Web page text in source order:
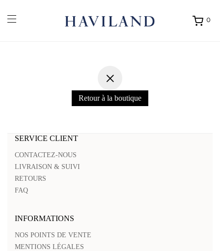
0
Ouvrir
Retour à la boutique
SERVICE CLIENT
CONTACTEZ-NOUS
LIVRAISON & SUIVI
RETOURS
FAQ
INFORMATIONS
NOS POINTS DE VENTE
MENTIONS LÉGALES